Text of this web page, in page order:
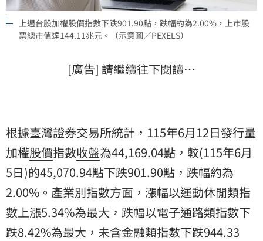
上週台股加權股價指數下跌901.90點，跌幅約為2.00%，上市股
票總市值達144.11兆元。（示意圖／PEXELS）
[廣告] 請繼續往下閱讀…
根據臺灣證券交易所統計，115年6月12日發行量
加權股價指數收盤為44,169.04點，較(115年6月
5日)的45,070.94點下跌901.90點，跌幅約為
2.00%。產業別指數方面，漲幅以運動休閒類指
數上漲5.34%為最大，跌幅以電子通路類指數下
跌8.42%為最大，未含金融類指數下跌944.33